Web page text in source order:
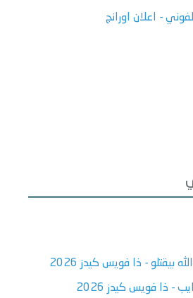
- اعلان اورانج
بيقتلو - ذا فويس كيدز 2026
- ذا فويس كيدز 2026